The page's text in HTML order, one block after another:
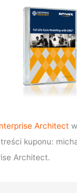
Architect
kuponu:
Architect.